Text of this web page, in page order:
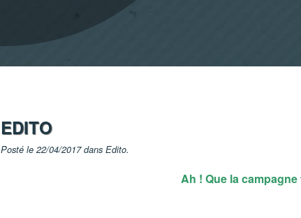
EDITO
Posté le 22/04/2017 dans Edito.
Ah ! Que la